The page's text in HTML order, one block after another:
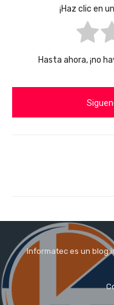
¡Haz clic en
Hasta ahora, ¡no
Informatec es un blog